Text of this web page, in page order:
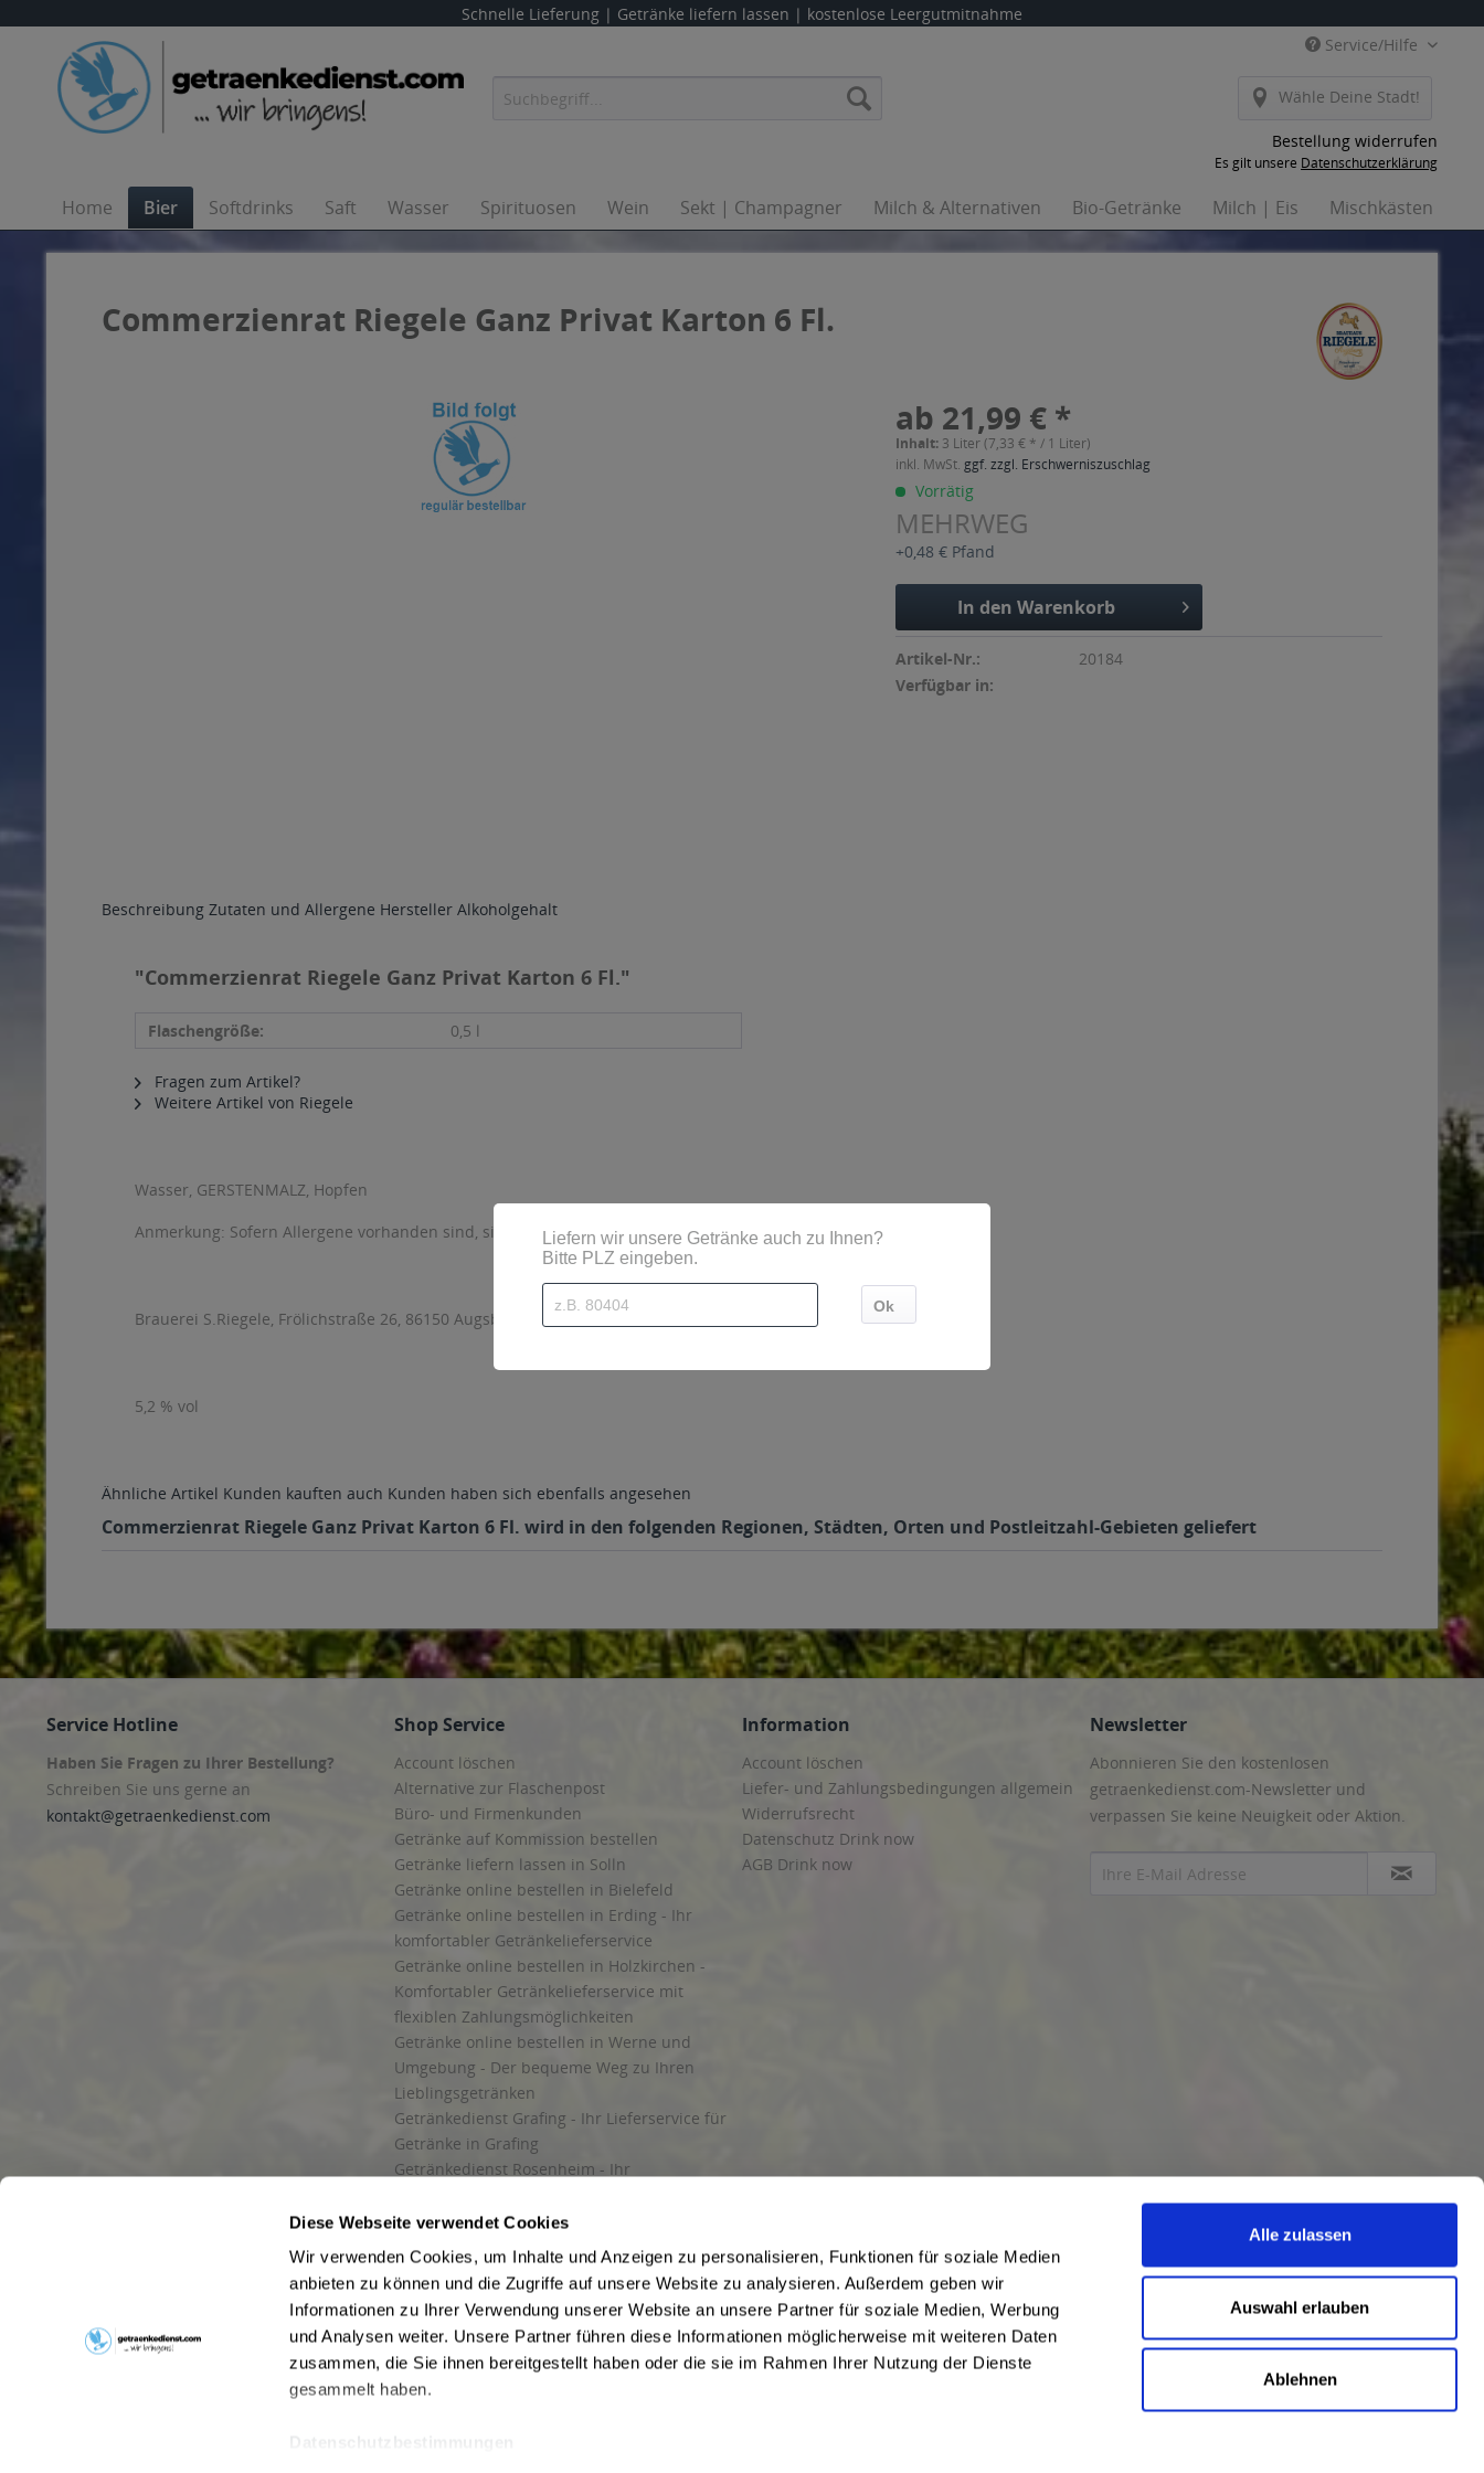
Diese Webseite verwendet Cookies
Wir verwenden Cookies, um Inhalte und Anzeigen zu personalisieren, Funktionen für soziale Medien
anbieten zu können und die Zugriffe auf unsere Website zu analysieren. Außerdem geben wir
Informationen zu Ihrer Verwendung unserer Website an unsere Partner für soziale Medien, Werbung
und Analysen weiter. Unsere Partner führen diese Informationen möglicherweise mit weiteren Daten
zusammen, die Sie ihnen bereitgestellt haben oder die sie im Rahmen Ihrer Nutzung der Dienste
gesammelt haben.
Alle zulassen
Auswahl erlauben
Ablehnen
Schnelle Lieferung | Getränke liefern lassen | kostenlose Leergutmitnahme
Service/Hilfe
Wähle Deine Stadt!
Bestellung widerrufen
Es gilt unsere Datenschutzerklärung
Home Bier Softdrinks Saft Wasser Spirituosen Wein Sekt | Champagner Milch & Alternativen Bio-Getränke Milch | Eis Mischkästen
Commerzienrat Riegele Ganz Privat Karton 6 Fl.
ab 21,99 € *
Inhalt: 3 Liter (7,33 € * / 1 Liter)
inkl. MwSt. ggf. zzgl. Erschwerniszuschlag
Vorrätig
MEHRWEG
+0,48 € Pfand
In den Warenkorb
Artikel-Nr.:
20184
Verfügbar in:
Beschreibung Zutaten und Allergene Hersteller Alkoholgehalt
"Commerzienrat Riegele Ganz Privat Karton 6 Fl."
Flaschengröße: 0,5 l
Fragen zum Artikel?
Weitere Artikel von Riegele
Wasser, GERSTENMALZ, Hopfen
Anmerkung: Sofern Allergene vorhanden sind, sind diese mittels Großbuchstaben besonders hervorgehoben
Brauerei S.Riegele, Frölichstraße 26, 86150 Augsburg, Tel.: 0821-3209-76
5,2 % vol
Ähnliche Artikel Kunden kauften auch Kunden haben sich ebenfalls angesehen
Commerzienrat Riegele Ganz Privat Karton 6 Fl. wird in den folgenden Regionen, Städten, Orten und Postleitzahl-Gebieten geliefert
Service Hotline
Haben Sie Fragen zu Ihrer Bestellung?
Schreiben Sie uns gerne an
kontakt@getraenkedienst.com
Shop Service
Account löschen
Alternative zur Flaschenpost
Büro- und Firmenkunden
Getränke auf Kommission bestellen
Getränke liefern lassen in Solln
Getränke online bestellen in Bielefeld
Getränke online bestellen in Erding - Ihr
komfortabler Getränkelieferservice
Getränke online bestellen in Holzkirchen -
Komfortabler Getränkelieferservice mit
flexiblen Zahlungsmöglichkeiten
Getränke online bestellen in Werne und
Umgebung - Der bequeme Weg zu Ihren
Lieblingsgetränken
Getränkedienst Grafing - Ihr Lieferservice für
Getränke in Grafing
Getränkedienst Rosenheim - Ihr
und Umgebung
Getränkelieferung in Starnberg
Liefergebiet
Lieferservice für Getränke
Wir liefern Getränke
Kontakt
Newsletter
Information
Account löschen
Liefer- und Zahlungsbedingungen allgemein
Widerrufsrecht
Datenschutz Drink now
AGB Drink now
Newsletter
Abonnieren Sie den kostenlosen
getraenkedienst.com-Newsletter und
verpassen Sie keine Neuigkeit oder Aktion.